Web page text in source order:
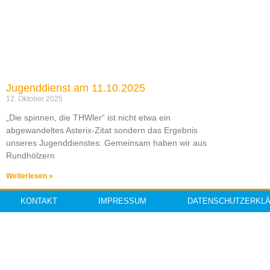
Jugenddienst am 11.10.2025
12. Oktober 2025
„Die spinnen, die THWler“ ist nicht etwa ein
abgewandeltes Asterix-Zitat sondern das Ergebnis
unseres Jugenddienstes: Gemeinsam haben wir aus
Rundhölzern
Weiterlesen »
KONTAKT IMPRESSUM